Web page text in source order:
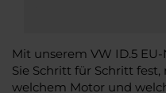
Mit unserem VW ID.5
Sie Schritt für Schritt
welchem Motor und